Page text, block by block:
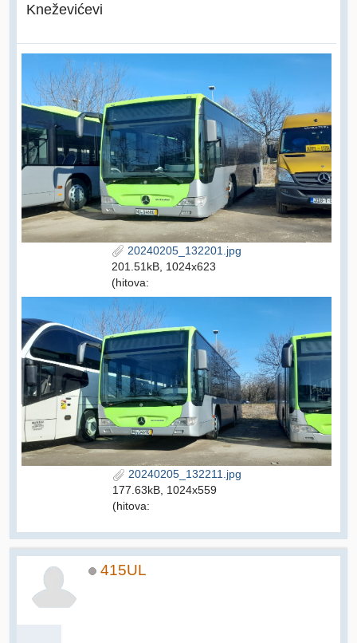
Kneževićevi
20240205_132201.jpg
201.51kB, 1024x623
(hitova:
20240205_132211.jpg
177.63kB, 1024x559
(hitova:
415UL